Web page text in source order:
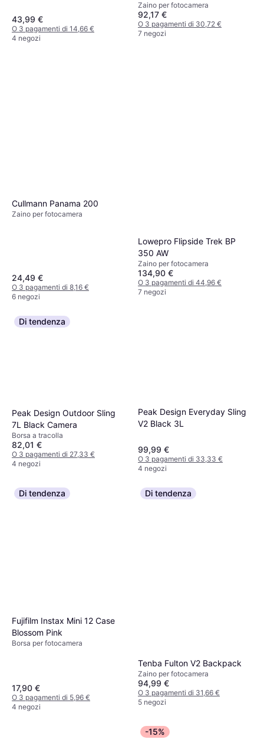
43,99 €
O 3 pagamenti di 14,66 €
4 negozi
Zaino per fotocamera
92,17 €
O 3 pagamenti di 30,72 €
7 negozi
Cullmann Panama 200
Zaino per fotocamera
24,49 €
O 3 pagamenti di 8,16 €
6 negozi
Lowepro Flipside Trek BP
350 AW
Zaino per fotocamera
134,90 €
O 3 pagamenti di 44,96 €
7 negozi
Di tendenza
Peak Design Outdoor Sling
7L Black Camera
Borsa a tracolla
82,01 €
O 3 pagamenti di 27,33 €
4 negozi
Peak Design Everyday Sling
V2 Black 3L
99,99 €
O 3 pagamenti di 33,33 €
4 negozi
Di tendenza
Fujifilm Instax Mini 12 Case
Blossom Pink
Borsa per fotocamera
17,90 €
O 3 pagamenti di 5,96 €
4 negozi
Di tendenza
Tenba Fulton V2 Backpack
Zaino per fotocamera
94,99 €
O 3 pagamenti di 31,66 €
5 negozi
-15%